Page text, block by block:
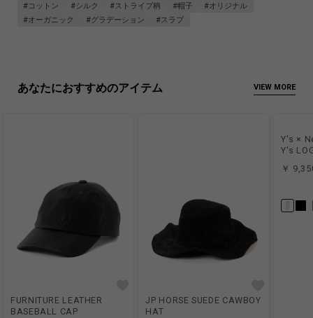
【作品紹介】
『モノノ怪』。
商品についてよくあるお問い合わせはこちら
#コットン #シルク #ストライプ柄 #帽子
#オリジナル
#オーガニック
#グラデーション #スラブ
あなたにおすすめのアイテム VIEW MORE
FURNITURE LEATHER
BASEBALL CAP
JP HORSE SUEDE CAWBOY
HAT
Y's ×
Y's
￥